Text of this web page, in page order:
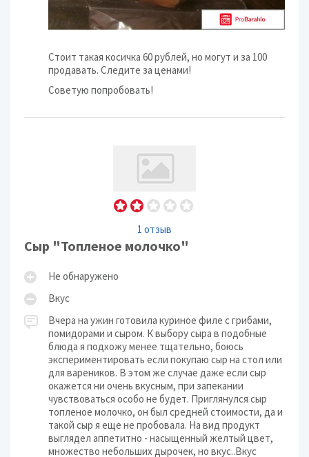
Стоит такая косичка 60 рублей, но могут и за 100
продавать. Следите за ценами!
Советую попробовать!
1 отзыв
Сыр "Топленое молочко"
Не обнаружено
Вкус
Вчера на ужин готовила куриное филе с грибами,
помидорами и сыром. К выбору сыра в подобные
блюда я подхожу менее тщательно, боюсь
экспериментировать если покупаю сыр на стол или
для вареников. В этом же случае даже если сыр
окажется ни очень вкусным, при запекании
чувствоваться особо не будет. Приглянулся сыр
топленое молочко, он был средней стоимости, да и
такой сыр я еще не пробовала. На вид продукт
выглядел аппетитно - насыщенный желтый цвет,
множество небольших дырочек, но вкус..Вкус